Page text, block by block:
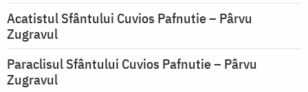
Acatistul Sfântului Cuvios Pafnutie – Pârvu
Zugravul
Paraclisul Sfântului Cuvios Pafnutie – Pârvu
Zugravul